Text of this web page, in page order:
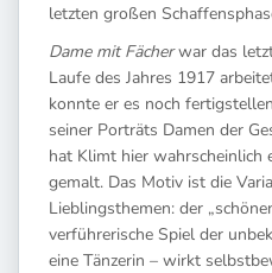
letzten großen
Dame mit Fächerwar das
Laufe des Jahres 1917
konnte er es noch
seiner Porträts Damen der
hat Klimt hier wahrscheinlich
gemalt. Das Motiv ist die
Lieblingsthemen: der
verführerische Spiel der
eine Tänzerin – wirkt